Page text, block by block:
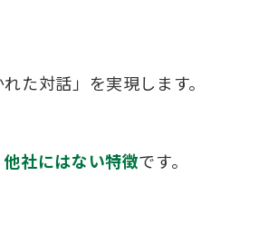
た対話」を実現します。
社にはない特徴です。